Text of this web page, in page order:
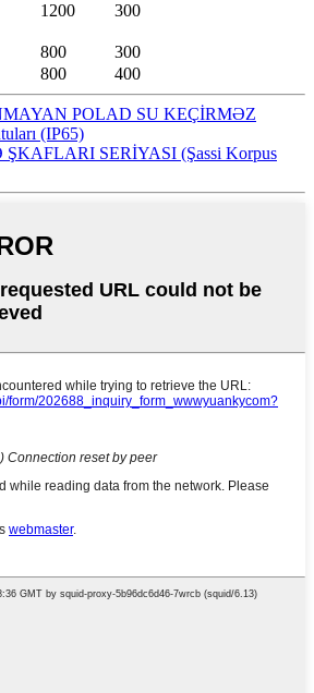
1200 300
800
300
800 400
POLAD SU KEÇİRMƏZ
(IP65)
SERİYASI (Şassi Korpus